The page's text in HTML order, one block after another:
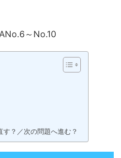
～No.10
す？／次の問題へ進む？